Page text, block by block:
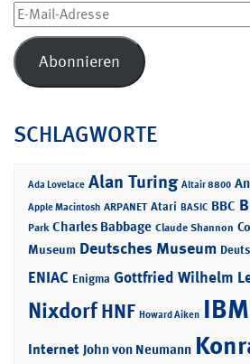
E-
Mail-
Adresse
Abonnieren
SCHLAGWORTE
Ada Lovelace Alan Turing Altair 8800
Apple Macintosh ARPANET Atari BASIC BBC
Park Charles Babbage Claude Shannon
Museum Deutsches Museum
ENIAC Enigma Gottfried Wilhelm
NixdorfHNF Howard Aiken IBM
Internet John von Neumann